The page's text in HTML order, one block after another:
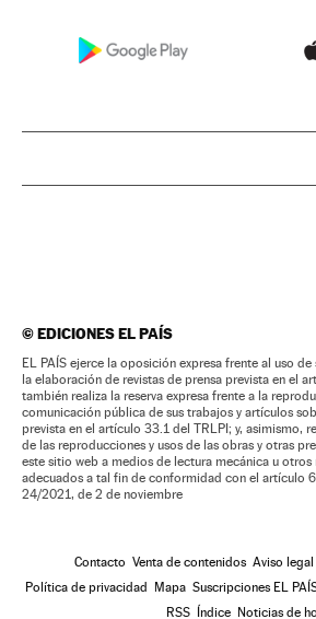
©EDICIONES EL PAÍS
EL PAÍS ejerce la oposición expresa frente al uso
la elaboración de revistas de prensa prevista en el
también realiza la reserva expresa frente a la
comunicación pública de sus trabajos y artículos
prevista en el artículo 33.1 del TRLPI; y, asimismo,
de las reproducciones y usos de las obras y otras
este sitio web a medios de lectura mecánica u otros
adecuados a tal fin de conformidad con el artículo
24/2021, de 2 de noviembre
Contacto Venta de contenidos Aviso legal
Política de privacidad Mapa Suscripciones EL
RSS Índice Noticias de